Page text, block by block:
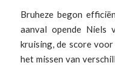
Bruheze begon
aanval opende Niels
kruising, de score
het missen van